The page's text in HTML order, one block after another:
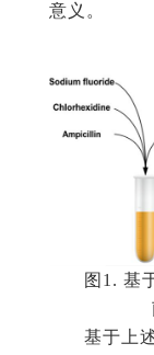
意义。
图1. 基
基于上